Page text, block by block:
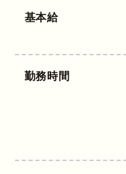
基本給
勤務時間